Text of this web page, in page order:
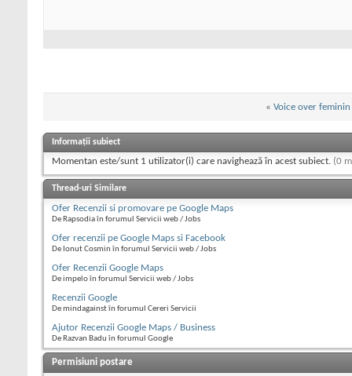
« Voice over feminin
Informații subiect
Momentan este/sunt 1 utilizator(i) care navighează în acest subiect. (0
Thread-uri Similare
Ofer Recenzii si promovare pe Google Maps
De Rapsodia în forumul Servicii web / Jobs
Ofer recenzii pe Google Maps si Facebook
De Ionut Cosmin în forumul Servicii web / Jobs
Ofer Recenzii Google Maps
De impelo în forumul Servicii web / Jobs
Recenzii Google
De mindagainst în forumul Cereri Servicii
Ajutor Recenzii Google Maps / Business
De Razvan Badu în forumul Google
Permisiuni postare